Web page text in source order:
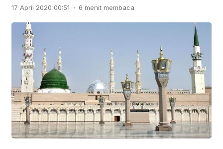
17 April 2020 00:51 . 6 menit membaca